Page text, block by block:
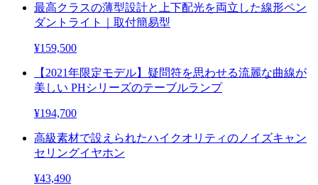
最高クラスの薄型設計と上下配光を両立した線形ペン
ダントライト｜取付簡易型
¥159,500
【2021年限定モデル】疑問符を思わせる流麗な曲線が
美しい PHシリーズのテーブルランプ
¥194,700
高級素材で設えられたハイクオリティのノイズキャン
セリングイヤホン
¥43,490